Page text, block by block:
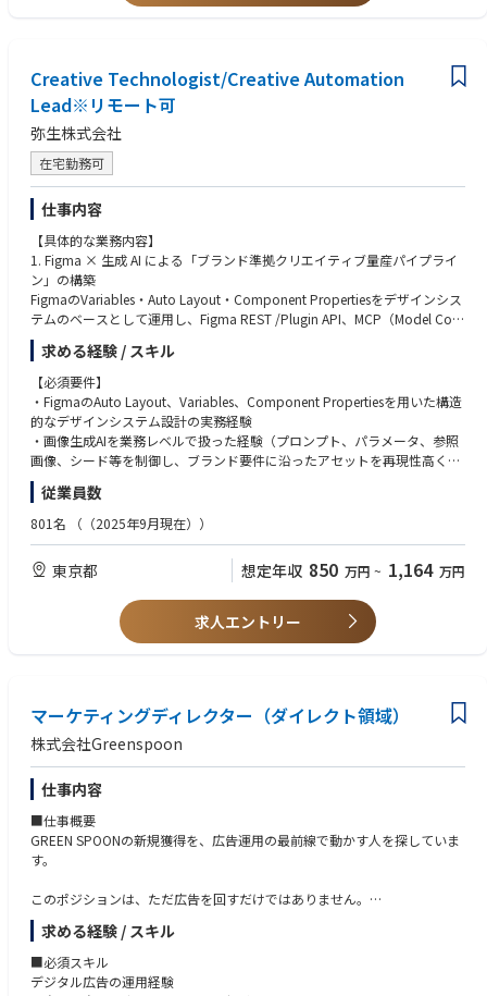
・toBビジネスの事業責任者または事業企画の経験
・SQL、BIツール等を用いたデータ分析、KPIモデルの策定・運用経験
・医療・ヘルスケア領域またはSaaS事業での業務経験
・ソフトウェアエンジニアリング、プロダクトデザイン、マーケティング
いずれかの実務経験
Creative Technologist/Creative Automation
Lead※リモート可
弥生株式会社
在宅勤務可
仕事内容
【具体的な業務内容】
1. Figma × 生成 AI による「ブランド準拠クリエイティブ量産パイプライ
ン」の構築
FigmaのVariables・Auto Layout・Component Propertiesをデザインシス
テムのベースとして運用し、Figma REST /Plugin API、MCP（Model Cont
ext Protocol）サーバー、Headless CMS、Cloudflare Workers/AEM Edge
Delivery Services等を組み合わせ、テキスト、画像、コピーをAPI経由で流
し込んでバナー／LP／SNS クリエイティブを数百〜数千パターン自動生成
する仕組みを設計・運用する。
2. 画像・動画・コピー生成 AI のプロンプト/モデル運用と品質統制
画像：gpt-image2 / DALL·E、Stable Diffusion（SDXL・SD3 系、ComfyUI
Ideogram、FLUX 等
動画：Veo 3、Runway Gen-3/Gen-4、Kling、Pika等
コピー：GPT-5 系/Claude/Gemini等のLLMをプロンプトテンプレート+fe
w-shot+構造化出力（JSON Schema / Pydantic / Outlines 等）で制御
いずれも、シード固定、参照画像、スタイル統一、ガードレールにより、
ウトプット”を再現性高く出せる状態にする。
M）→クリエイティブ自動生成（Figma 変数 + 生成 AI）→ 配信→効果計測
→ 学習」のフィードバックループを設計、運用する。
Slack/ Notion等の社内ツールへの通知・承認フローも自動化する。
4. クリエイティブ品質の自動・人手ハイブリッド評価
則レイアウト・コピーのトーン＆マナー違反などをルーブリック判定）を
内製し、機械チェックでフィルタしたうえで、人手の最終レビュー工数を
最小化する評価パイプラインを構築する。
ドバックし、ブランドの一貫性を担保する。
5. AI ネイティブな制作環境の整備
Cursor / Claude Code / Codex CLI 等のエージェント型ツールを前提に、
デザイナー・編集者・マーケターが「自然言語と Figma だけで生成 AI を
求める経験 / スキル
【必須要件】
・FigmaのAuto Layout、Variables、Component Propertiesを用いた構造
的なデザインシステム設計の実務経験
・画像生成AIを業務レベルで扱った経験（プロンプト、パラメータ、参照
画像、シード等を制御し、ブランド要件に沿ったアセットを再現性高く出
力できること）
・生成AI / LLM を組み込んだ業務ワークフロー（n8n/Dify/LangGraph/Ma
ke/自作スクリプト等いずれか）を、検証フェーズではなく実運用まで持
・画像生成–Quality Review – 検証、RLのループサイクル構築を行うため
の基礎リテラシー
【歓迎スキル】
・Comfy UI/Stable Diffusion（SDXL、SD3、FLUX等）のローカル/GPU サ
動画クリエイティブの制作、運用経験
・MCP（Model Context Protocol）サーバーの実装、運用経験、または C
ursor/ Claude Code/Codex/Hermes Agent等のエージェント型開発ツール
を日常的に使った制作経験
・Headless CMS（Sanity/Contentful/Strapi等）やNext.js/Astro・AEM Edg
e Delivery Services等を用いた LP 自動生成、配信基盤の構築経験。
・LLM-as-Judge / VLM を用いたクリエイティブ評価器の設計、内製経験、
または広告クリエイティブ A/B テストにおける統計的有意性を踏まえたデ
ータ分析経験
・GA4/Looker/Databricks/BigQuery等のデータ基盤と、広告プラットフォ
ーム API（Meta/Google/X/LinkedIn等）の連携経験
・タイポグラフィ、色彩、レイアウト原則、情報設計への深い理解と、そ
きる能力
・「人間が最後に手を入れる前提」でのAI生成物の品質基準を定義し、評
従業員数
801名 （（2025年9月現在））
東京都 想定年収 850 万円 ~ 1,164 万円
求人エントリー
マーケティングディレクター（ダイレクト領域）
株式会社Greenspoon
仕事内容
■仕事概要
GREEN SPOONの新規獲得を、広告運用の最前線で動かす人を探していま
す。
このポジションは、ただ広告を回すだけではありません。
数字を見て、課題を見つけて、「次はこう打つ」を自分で企画する。
運用と改善を、いちばん近くで一気通貫に担っていただきます。
■主な業務
求める経験 / スキル
■必須スキル
デジタル広告の運用経験